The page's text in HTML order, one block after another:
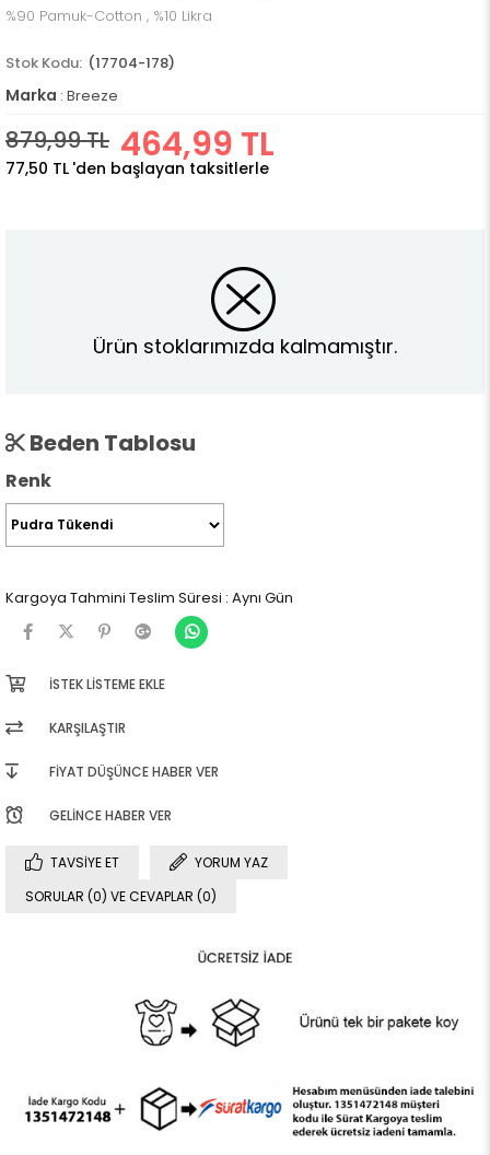
%90 Pamuk-Cotton , %10 Likra
(17704-178)
Marka : Breeze
879,99 TL 464,99 TL
77,50 TL 'den başlayan taksitlerle
Ürün stoklarımızda kalmamıştır.
Beden Tablosu
Renk
Kargoya Tahmini Teslim Süresi : Aynı Gün
İSTEK LISTEME EKLE
KARŞILAŞTIR
FIYAT DÜŞÜNCE HABER VER
GELINCE HABER VER
TAVSIYE ET
YORUM YAZ
SORULAR (0) VE CEVAPLAR (0)